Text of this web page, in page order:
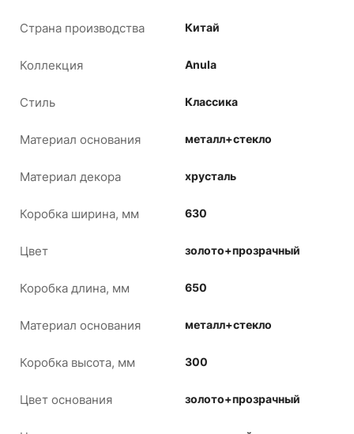
Страна производства Китай
Коллекция Anula
Стиль Классика
Материал основания металл+стекло
Материал декора хрусталь
Коробка ширина, мм 630
Цвет золото+прозрачный
Коробка длина, мм 650
Материал основания металл+стекло
Коробка высота, мм 300
Цвет основания золото+прозрачный